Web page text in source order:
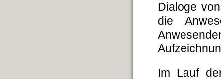
Dialoge
die
Im Lauf